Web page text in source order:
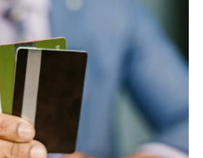
động sản
lòng Việt
mình bằng AI